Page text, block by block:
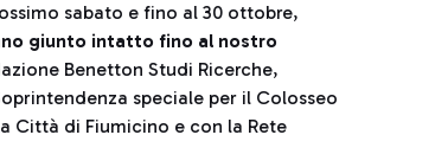
sabato e fino al 30 ottobre,
giunto intatto fino al nostro
Benetton Studi Ricerche,
speciale per il Colosseo
Città di Fiumicino e con la Rete